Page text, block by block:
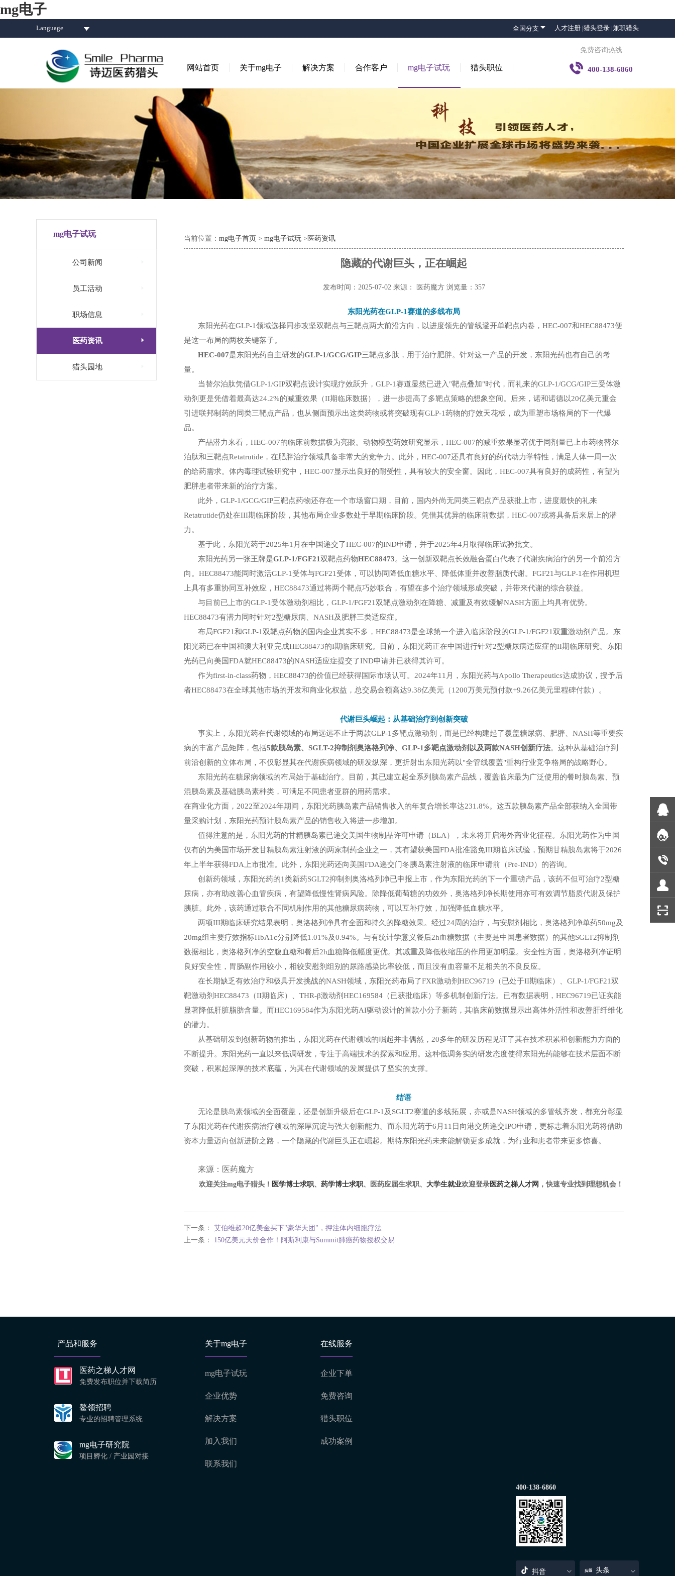
mg电子
Language 全国分支  人才注册 |猎头登录 |兼职猎头
网站首页 关于mg电子 解决方案 合作客户 mg电子试玩 猎头职位
免费咨询热线
 400-138-6860
mg电子试玩
公司新闻
员工活动
职场信息
医药资讯 
猎头园地
当前位置： mg电子首页 > mg电子试玩 > 医药资讯
隐藏的代谢巨头，正在崛起
发布时间：2025-07-02 来源： 医药魔方 浏览量：357
东阳光药在GLP-1赛道的多线布局
东阳光药在GLP-1领域选择同步攻坚双靶点与三靶点两大前沿方向，以进度领先的管线避开单靶点内卷， HEC-007和HEC88473便
是这一布局的两枚关键落子。
HEC-007是东阳光药自主研发的GLP-1/GCG/GIP三靶点多肽，用于治疗肥胖。针对这一产品的开发，东阳光药也有自己的考
量。
当替尔泊肽凭借GLP-1/GIP双靶点设计实现疗效跃升， GLP-1赛道显然已进入"靶点叠加"时代，而礼来的GLP-1/GCG/GIP三受体激
动剂更是凭借着最高达24.2%的减重效果（II期临床数据），进一步提高了多靶点策略的想象空间。后来，诺和诺德以20亿美元重金
引进联邦制药的同类三靶点产品，也从侧面预示出这类药物或将突破现有GLP-1药物的疗效天花板，成为重塑市场格局的下一代爆
品。
产品潜力来看， HEC-007的临床前数据极为亮眼。动物模型药效研究显示， HEC-007的减重效果显著优于同剂量已上市药物替尔
泊肽和三靶点Retatrutide，在肥胖治疗领域具备非常大的竞争力。此外， HEC-007还具有良好的药代动力学特性，满足人体一周一次
的给药需求。体内毒理试验研究中， HEC-007显示出良好的耐受性，具有较大的安全窗。因此， HEC-007具有良好的成药性，有望为
肥胖患者带来新的治疗方案。
此外， GLP-1/GCG/GIP三靶点药物还存在一个市场窗口期，目前，国内外尚无同类三靶点产品获批上市，进度最快的礼来
Retatrutide仍处在III期临床阶段，其他布局企业多数处于早期临床阶段。凭借其优异的临床前数据， HEC-007或将具备后来居上的潜
力。
基于此，东阳光药于2025年1 月在中国递交了HEC-007的IND申请，并于2025年4月取得临床试验批文。
东阳光药另一张王牌是GLP-1/FGF21 双靶点药物HEC88473。这一创新双靶点长效融合蛋白代表了代谢疾病治疗的另一个前沿方
向。 HEC88473能同时激活GLP-1受体与FGF21 受体，可以协同降低血糖水平、降低体重并改善脂质代谢。 FGF21与GLP-1在作用机理
上具有多重协同互补效应， HEC88473通过将两个靶点巧妙联合，有望在多个治疗领域形成突破，并带来代谢的综合获益。
与目前已上市的GLP-1 受体激动剂相比， GLP-1/FGF21 双靶点激动剂在降糖、减重及有效缓解NASH方面上均具有优势。
HEC88473有潜力同时针对2型糖尿病、 NASH及肥胖三类适应症。
布局FGF21和GLP-1 双靶点药物的国内企业其实不多， HEC88473是全球第一个进入临床阶段的GLP-1/FGF21 双重激动剂产品。东
阳光药已在中国和澳大利亚完成HEC88473的I期临床研究。目前，东阳光药正在中国进行针对2型糖尿病适应症的II期临床研究。 东阳
光药已向美国FDA就HEC88473的NASH适应症提交了IND申请并已获得其许可。
作为first-in-class药物， HEC88473的价值已经获得国际市场认可。 2024年11 月，东阳光药与Apollo Therapeutics达成协议，授予后
者HEC88473在全球其他市场的开发和商业化权益，总交易金额高达9.38亿美元（1200万美元预付款+9.26亿美元里程碑付款）。
代谢巨头崛起：从基础治疗到创新突破
事实上，东阳光药在代谢领域的布局远远不止于两款GLP-1 多靶点激动剂，而是已经构建起了覆盖糖尿病、肥胖、 NASH等重要疾
病的丰富产品矩阵，包括5款胰岛素、 SGLT-2抑制剂奥洛格列净、 GLP-1 多靶点激动剂以及两款NASH创新疗法。这种从基础治疗到
前沿创新的立体布局，不仅彰显其在代谢疾病领域的研发纵深，更折射出东阳光药以"全管线覆盖"重构行业竞争格局的战略野心。
东阳光药在糖尿病领域的布局始于基础治疗。目前，其已建立起全系列胰岛素产品线，覆盖临床最为广泛使用的餐时胰岛素、预
混胰岛素及基础胰岛素种类，可满足不同患者亚群的用药需求。
在商业化方面，2022至2024年期间，东阳光药胰岛素产品销售收入的年复合增长率达231.8%。这五款胰岛素产品全部获纳入全国带
量采购计划，东阳光药预计胰岛素产品的销售收入将进一步增加。
值得注意的是，东阳光药的甘精胰岛素已递交美国生物制品许可申请（BLA ），未来将开启海外商业化征程。东阳光药作为中国
仅有的为美国市场开发甘精胰岛素注射液的两家制药企业之一，其有望获美国FDA批准豁免III期临床试验，预期甘精胰岛素将于2026
年上半年获得FDA 上市批准。此外，东阳光药还向美国FDA递交门冬胰岛素注射液的临床申请前（Pre-IND）的咨询。
创新药领域，东阳光药的1类新药SGLT2抑制剂奥洛格列净已申报上市，作为东阳光药的下一个重磅产品，该药不但可治疗2型糖
尿病，亦有助改善心血管疾病，有望降低慢性肾病风险。除降低葡萄糖的功效外，奥洛格列净长期使用亦可有效调节脂质代谢及保护
胰脏。此外，该药通过联合不同机制作用的其他糖尿病药物，可以互补疗效，加强降低血糖水平。
两项III期临床研究结果表明，奥洛格列净具有全面和持久的降糖效果。经过24周的治疗，与安慰剂相比，奥洛格列净单药50mg及
20mg组主要疗效指标HbA1c分别降低1.01%及0.94%。与有统计学意义餐后2h血糖数据（主要是中国患者数据）的其他SGLT2抑制剂
数据相比，奥洛格列净的空腹血糖和餐后2h血糖降低幅度更优。其减重及降低收缩压的作用更加明显。安全性方面，奥洛格列净证明
良好安全性，胃肠副作用较小，相较安慰剂组别的尿路感染比率较低，而且没有血容量不足相关的不良反应。
在长期缺乏有效治疗和极具开发挑战的NASH领域，东阳光药布局了FXR激动剂HEC96719 （已处于II期临床）、 GLP-1/FGF21 双
靶激动剂HEC88473 （II期临床）、 THR-β激动剂HEC169584 （已获批临床）等多机制创新疗法。已有数据表明， HEC96719已证实能
显著降低肝脏脂肪含量。而HEC169584作为东阳光药AI驱动设计的首款小分子新药，其临床前数据显示出高体外活性和改善肝纤维化
的潜力。
从基础研发到创新药物的推出，东阳光药在代谢领域的崛起并非偶然， 20多年的研发历程见证了其在技术积累和创新能力方面的
不断提升。东阳光药一直以来低调研发，专注于高端技术的探索和应用。这种低调务实的研发态度使得东阳光药能够在技术层面不断
突破，积累起深厚的技术底蕴，为其在代谢领域的发展提供了坚实的支撑。
结语
无论是胰岛素领域的全面覆盖，还是创新升级后在GLP-1 及 SGLT2赛道的多线拓展，亦或是NASH领域的多管线齐发，都充分彰显
了东阳光药在代谢疾病治疗领域的深厚沉淀与强大创新能力。而东阳光药于6 月 11 日向港交所递交IPO申请，更标志着东阳光药将借助
资本力量迈向创新进阶之路，一个隐藏的代谢巨头正在崛起。期待东阳光药未来能解锁更多成就，为行业和患者带来更多惊喜。
来源：医药魔方
欢迎关注mg电子猎头！ 医学博士求职、 药学博士求职、医药应届生求职、 大学生就业欢迎登录医药之梯人才网 ，快速专业找到理想机会！
下一条： 艾伯维超20亿美金买下"豪华天团"，押注体内细胞疗法
上一条： 150亿美元天价合作！阿斯利康与Summit肺癌药物授权交易
产品和服务
医药之梯人才网
免费发布职位并下载简历
鳌领招聘
专业的招聘管理系统
mg电子研究院
项目孵化 / 产业园对接
关于mg电子
mg电子试玩
企业优势
解决方案
加入我们
联系我们
在线服务
企业下单
免费咨询
猎头职位
成功案例
400-138-6860
抖音 头条